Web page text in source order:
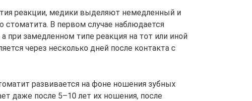
реакции, медики выделяют немедленный и
стоматита. В первом случае наблюдается
при замедленном типе реакция на тот или иной
через несколько дней после контакта с
развивается на фоне ношения зубных
даже после 5–10 лет их ношения, после